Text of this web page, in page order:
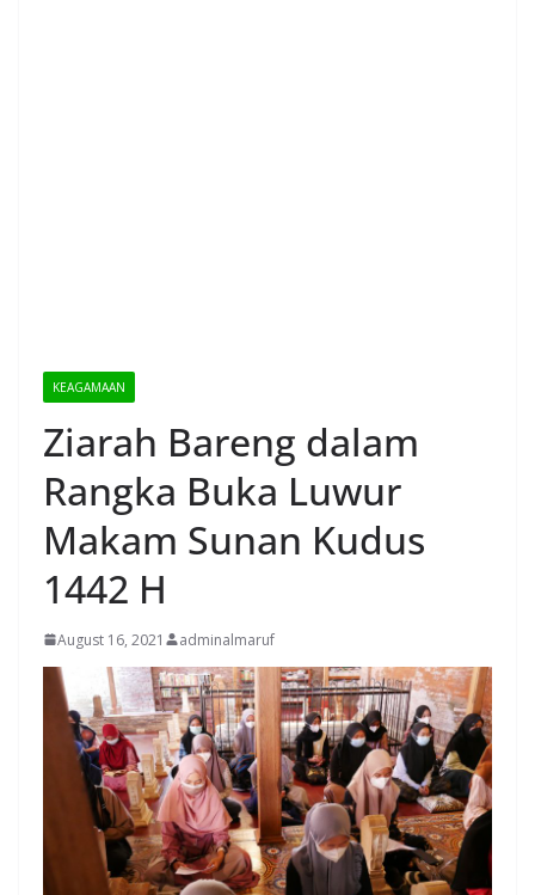
KEAGAMAAN
Ziarah Bareng dalam
Rangka Buka Luwur
Makam Sunan Kudus
1442 H
August 16, 2021 adminalmaruf